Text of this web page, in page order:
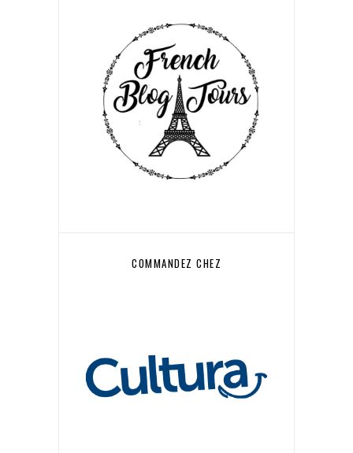
COMMANDEZ CHEZ